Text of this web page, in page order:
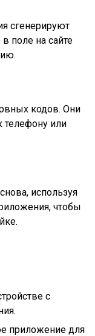
сгенерируют
поле на сайте
кодов. Они
телефону или
используя
чтобы
с
приложение для